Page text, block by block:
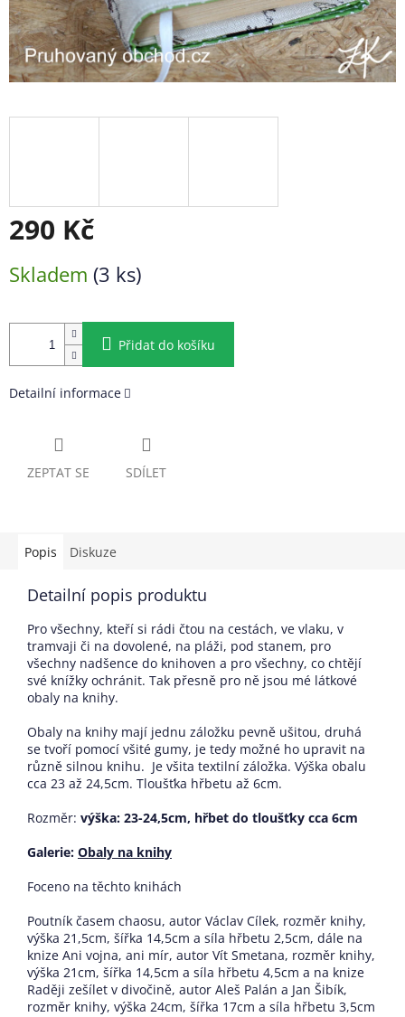
290 Kč
cena:
Skladem (3 ks)
Přidat do košíku
Detailní informace
ZEPTAT SE SDÍLET
Popis Diskuze
Detailní popis produktu
Pro všechny, kteří si rádi čtou na cestách, ve vlaku, v
tramvaji či na dovolené, na pláži, pod stanem, pro
všechny nadšence do knihoven a pro všechny, co chtějí
své knížky ochránit. Tak přesně pro ně jsou mé látkové
obaly na knihy.
Obaly na knihy mají jednu záložku pevně ušitou, druhá
se tvoří pomocí všité gumy, je tedy možné ho upravit na
různě silnou knihu. Je všita textilní záložka. Výška obalu
cca 23 až 24,5cm. Tloušťka hřbetu až 6cm.
Rozměr: výška: 23-24,5cm, hřbet do tloušťky cca 6cm
Galerie: Obaly na knihy
Foceno na těchto knihách
Poutník časem chaosu, autor Václav Cílek, rozměr knihy,
výška 21,5cm, šířka 14,5cm a síla hřbetu 2,5cm, dále na
knize Ani vojna, ani mír, autor Vít Smetana, rozměr knihy,
výška 21cm, šířka 14,5cm a síla hřbetu 4,5cm a na knize
Raději zešílet v divočině, autor Aleš Palán a Jan Šibík,
rozměr knihy, výška 24cm, šířka 17cm a síla hřbetu 3,5cm